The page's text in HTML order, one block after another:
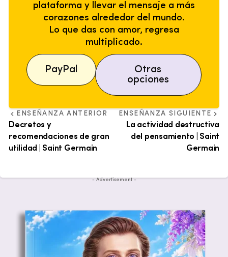
plataforma y llevar el mensaje a más
corazones alrededor del mundo.
Lo que das con amor, regresa
multiplicado.
PayPal
Otras
opciones
ENSEÑANZA ANTERIOR
Decretos y
recomendaciones de gran
utilidad | Saint Germain
ENSEÑANZA SIGUIENTE
La actividad destructiva
del pensamiento | Saint
Germain
- Advertisement -